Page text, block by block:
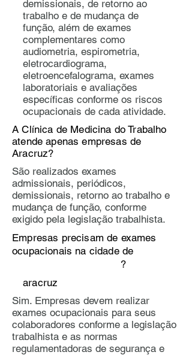
demissionais, de retorno ao
trabalho e de mudança de
função, além de exames
complementares como
audiometria, espirometria,
eletrocardiograma,
eletroencefalograma, exames
laboratoriais e avaliações
específicas conforme os riscos
ocupacionais de cada atividade.
A Clínica de Medicina do Trabalho
atende apenas empresas de
Aracruz?
​​São realizados exames
admissionais, periódicos,
demissionais, retorno ao trabalho e
mudança de função, conforme
exigido pela legislação trabalhista.
Empresas precisam de exames
ocupacionais na cidade de
?
aracruz
Sim. Empresas devem realizar
exames ocupacionais para seus
colaboradores conforme a legislação
trabalhista e as normas
regulamentadoras de segurança e